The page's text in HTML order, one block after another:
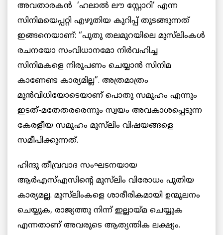
അവതാരകന്‍ ‘ഹലാല്‍ ലൗ സ്റ്റോറി’ എന്ന
സിനിമയെപ്പറ്റി എഴുതിയ കുറിപ്പ് തുടങ്ങുന്നത്
ഇങ്ങനെയാണ്: “പുതു തലമുറയിലെ മുസ്‌ലിംകള്‍
രചനയോ സംവിധാനമോ നിര്‍വഹിച്ച
സിനിമകളെ നിരൂപണം ചെയ്യാന്‍ സിനിമ
കാണേണ്ട കാര്യമില്ല”. അത്രമാത്രം
മുന്‍വിധിയോടെയാണ് പൊതു സമൂഹം എന്നും
ഇടത്-മതേതരരെന്നും സ്വയം അവകാശപ്പെടുന്ന
കേരളീയ സമൂഹം മുസ്‌ലിം വിഷയങ്ങളെ
സമീപിക്കുന്നത്.
ഹിന്ദു തീവ്രവാദ സംഘടനയായ
ആര്‍എസ്എസിന്റെ മുസ്‌ലിം വിരോധം പുതിയ
കാര്യമല്ല. മുസ്‌ലിംകളെ ശാരീരികമായി ഉന്മൂ‍ലനം
ചെയ്യുക, രാജ്യത്തു നിന്ന് ഇല്ലായ്മ ചെയ്യുക
എന്നതാണ് അവരുടെ ആത്യന്തിക ലക്ഷ്യം.